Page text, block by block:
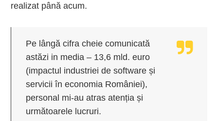
realizat până acum.
Pe lângă cifra cheie comunicată
astăzi in media – 13,6 mld. euro
(impactul industriei de software și
servicii în economia României),
personal mi-au atras atenția și
următoarele lucruri.